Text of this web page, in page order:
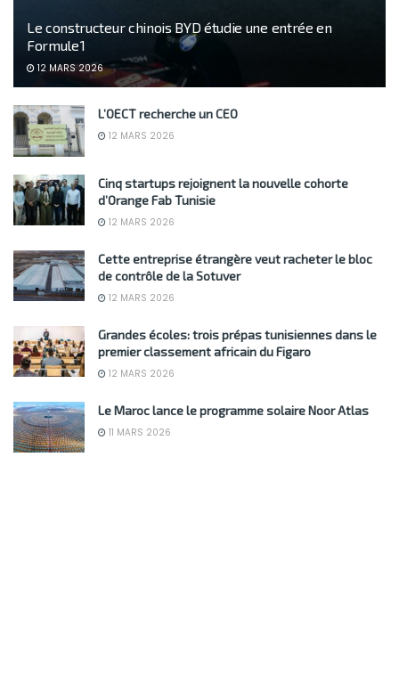
Le constructeur chinois BYD étudie une entrée en
Formule 1
12 MARS 2026
L’OECT recherche un CEO
12 MARS 2026
Cinq startups rejoignent la nouvelle cohorte
d’Orange Fab Tunisie
12 MARS 2026
Cette entreprise étrangère veut racheter le bloc
de contrôle de la Sotuver
12 MARS 2026
Grandes écoles: trois prépas tunisiennes dans le
premier classement africain du Figaro
12 MARS 2026
Le Maroc lance le programme solaire Noor Atlas
11 MARS 2026